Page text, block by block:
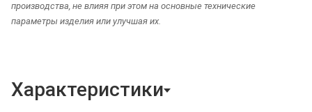
производства, не влияя при этом на основные технические
параметры изделия или улучшая их.
Характеристики